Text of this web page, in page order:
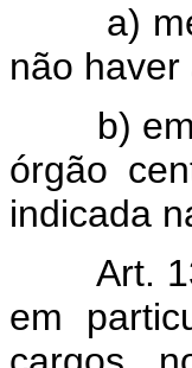
a)
não
b)
órgão
indicada
Art.
em